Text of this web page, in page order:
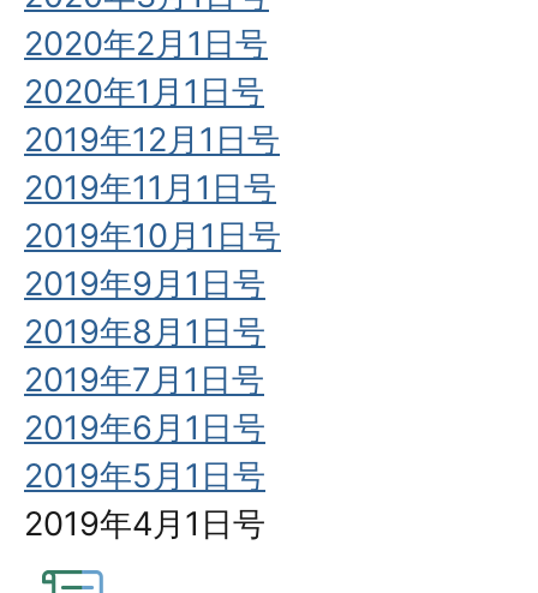
2020年2月1日号
2020年1月1日号
2019年12月1日号
2019年11月1日号
2019年10月1日号
2019年9月1日号
2019年8月1日号
2019年7月1日号
2019年6月1日号
2019年5月1日号
2019年4月1日号